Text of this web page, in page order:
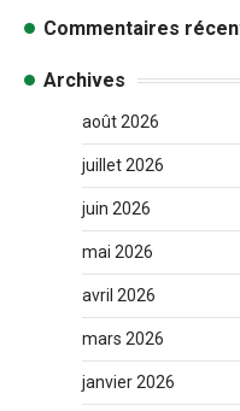
Commentaires
Archives
août 2026
juillet 2026
juin 2026
mai 2026
avril 2026
mars 2026
janvier 2026